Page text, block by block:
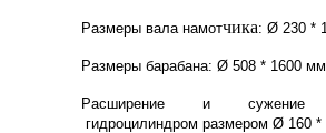
Размеры вала намотчика: Ø 230 *
Размеры барабана: Ø 508 * 1600
Расширение и сужение
гидроцилиндром размером Ø 160